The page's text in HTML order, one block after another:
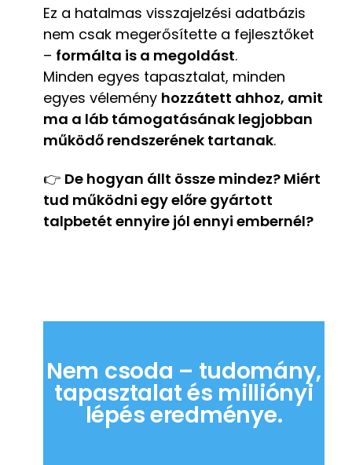
Ez a hatalmas visszajelzési adatbázis
nem csak megerősítette a fejlesztőket
– formálta is a megoldást.
Minden egyes tapasztalat, minden
egyes vélemény hozzátett ahhoz, amit
ma a láb támogatásának legjobban
működő rendszerének tartanak.
👉 De hogyan állt össze mindez? Miért
tud működni egy előre gyártott
talpbetét ennyire jól ennyi embernél?
Nem csoda – tudomány,
tapasztalat és milliónyi
lépés eredménye.